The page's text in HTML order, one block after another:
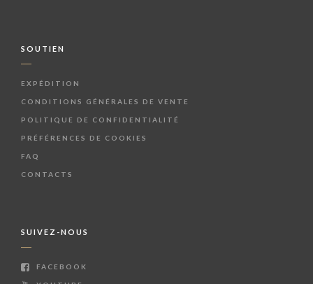
SOUTIEN
EXPÉDITION
CONDITIONS GÉNÉRALES DE VENTE
POLITIQUE DE CONFIDENTIALITÉ
PRÉFÉRENCES DE COOKIES
FAQ
CONTACTS
SUIVEZ-NOUS
FACEBOOK